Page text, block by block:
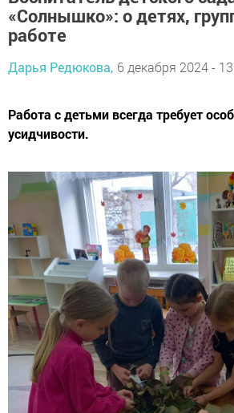
«Солнышко»: о детях,
работе
Дарья Редюкова, 6 декабря 2024 -
Работа с детьми всегда требует
усидчивости.